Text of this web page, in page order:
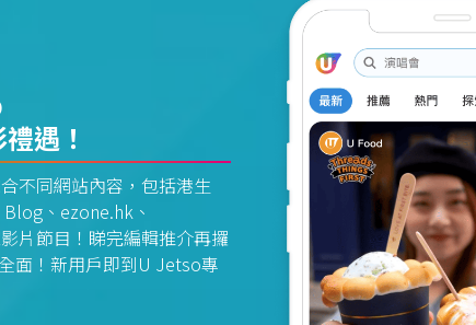
遇！
不同網站內容，包括港生
、ezone.hk、
片節目！睇完編輯推介再攞
面！新用戶即到U Jetso專